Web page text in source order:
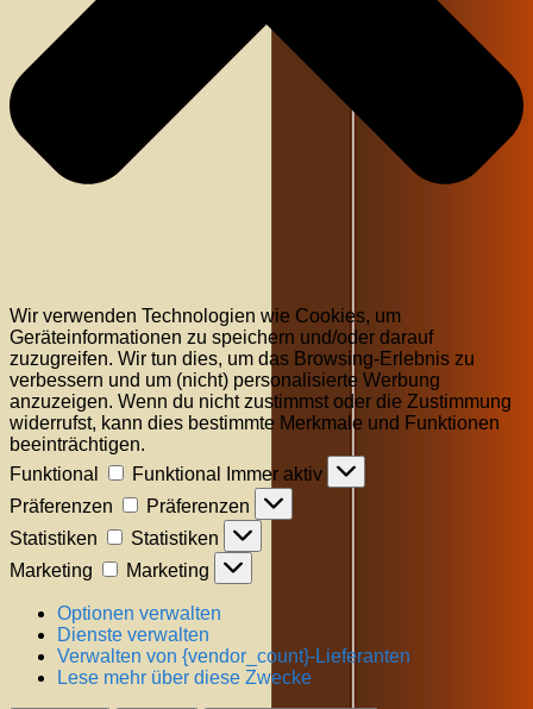
Wir verwenden Technologien wie Cookies, um
Geräteinformationen zu speichern und/oder darauf
zuzugreifen. Wir tun dies, um das Browsing-Erlebnis zu
verbessern und um (nicht) personalisierte Werbung
anzuzeigen. Wenn du nicht zustimmst oder die Zustimmung
widerrufst, kann dies bestimmte Merkmale und Funktionen
beeinträchtigen.
Funktional
Funktional
Immer aktiv
Präferenzen
Präferenzen
Statistiken
Statistiken
Marketing
Marketing
Optionen verwalten
Dienste verwalten
Verwalten von {vendor_count}-Lieferanten
Lese mehr über diese Zwecke